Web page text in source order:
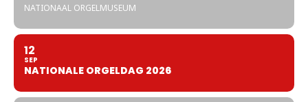
NATIONAAL ORGELMUSEUM
12
SEP
NATIONALE ORGELDAG 2026